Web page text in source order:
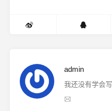
admin
我还没有学会